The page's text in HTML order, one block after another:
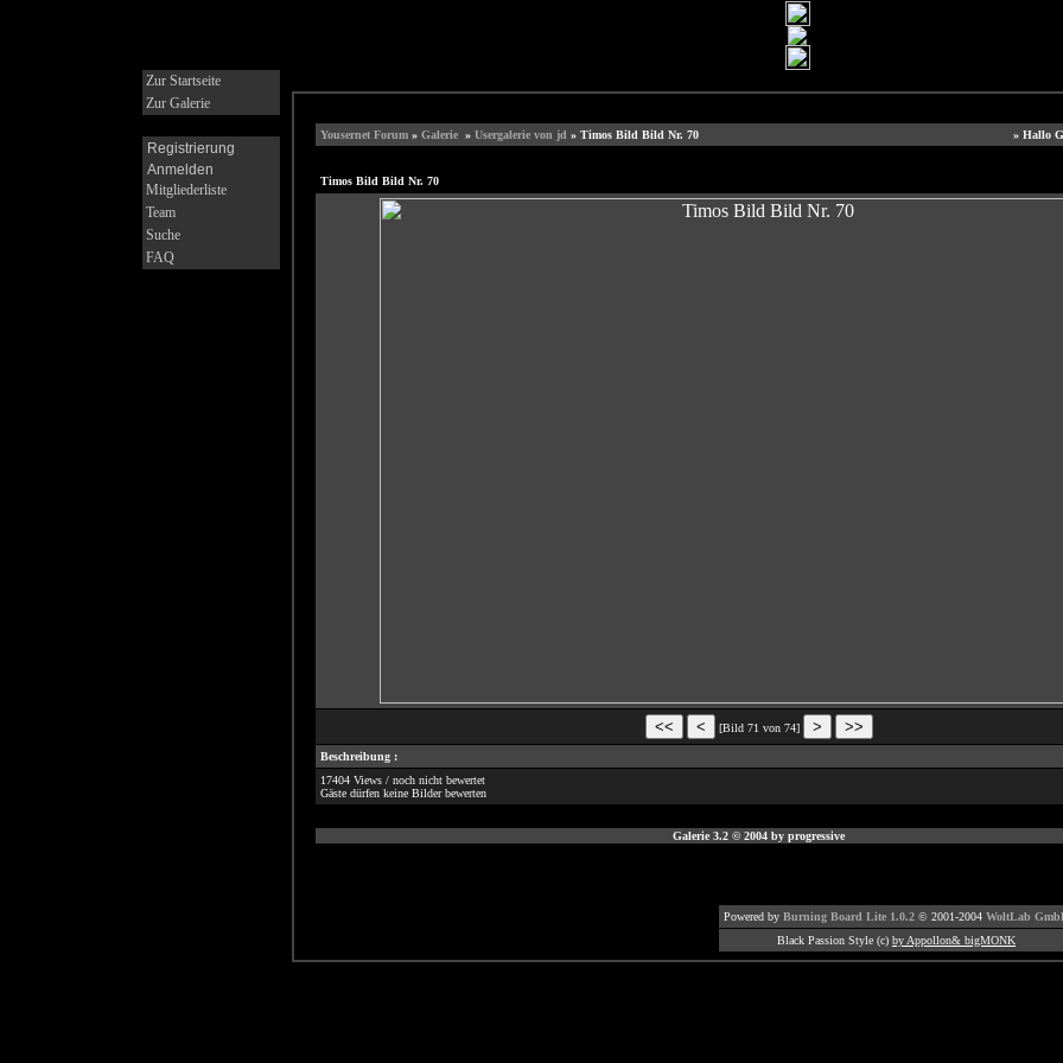
Zur Startseite
Zur Galerie
Registrierung
Anmelden
Mitgliederliste
Team
Suche
FAQ
Yousernet Forum» Galerie» Usergalerie von jd » Timos Bild Bild Nr. 70 » Hallo
Timos Bild Bild Nr. 70
[Bild 71 von 74]
Beschreibung :
17404 Views / noch nicht bewertet
Gäste dürfen keine Bilder bewerten
Galerie 3.2 © 2004 by progressive
Powered by Burning Board Lite 1.0.2© 2001-2004 WoltLab
Black Passion Style (c) by Appollon& bigMONK